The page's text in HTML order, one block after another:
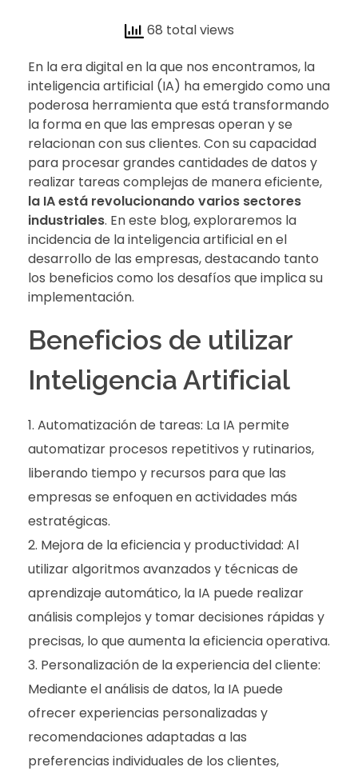
68 total views
En la era digital en la que nos encontramos, la
inteligencia artificial (IA) ha emergido como una
poderosa herramienta que está transformando
la forma en que las empresas operan y se
relacionan con sus clientes. Con su capacidad
para procesar grandes cantidades de datos y
realizar tareas complejas de manera eficiente,
la IA está revolucionando varios sectores
industriales. En este blog, exploraremos la
incidencia de la inteligencia artificial en el
desarrollo de las empresas, destacando tanto
los beneficios como los desafíos que implica su
implementación.
Beneficios de utilizar
Inteligencia Artificial
Automatización de tareas: La IA permite
automatizar procesos repetitivos y rutinarios,
liberando tiempo y recursos para que las
empresas se enfoquen en actividades más
estratégicas.
Mejora de la eficiencia y productividad: Al
utilizar algoritmos avanzados y técnicas de
aprendizaje automático, la IA puede realizar
análisis complejos y tomar decisiones rápidas y
precisas, lo que aumenta la eficiencia operativa.
Personalización de la experiencia del cliente:
Mediante el análisis de datos, la IA puede
ofrecer experiencias personalizadas y
recomendaciones adaptadas a las
preferencias individuales de los clientes,